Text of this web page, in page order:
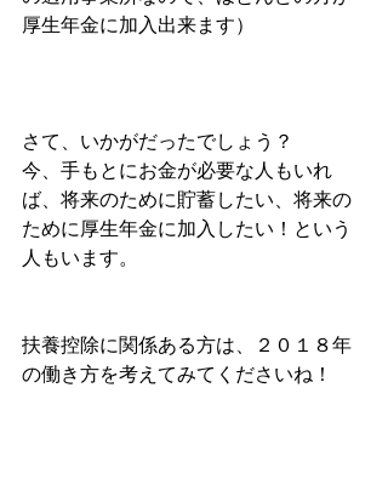
厚生年金に加入出来ます）
さて、いかがだったでしょう？
今、手もとにお金が必要な人もいれ
ば、将来のために貯蓄したい、将来の
ために厚生年金に加入したい！という
人もいます。
扶養控除に関係ある方は、２０１８年
の働き方を考えてみてくださいね！